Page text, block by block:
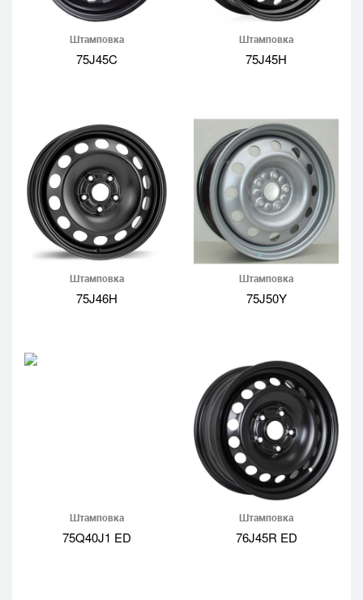
Штамповка
75J45C
Штамповка
75J45H
Штамповка
75J46H
Штамповка
75J50Y
Штамповка
75Q40J1 ED
Штамповка
76J45R ED